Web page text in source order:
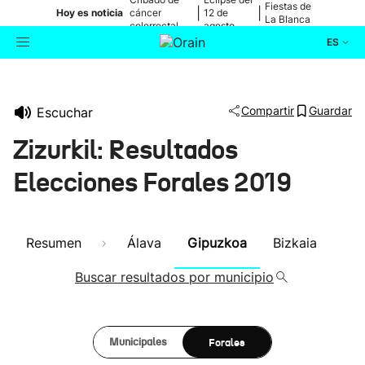
Hoy es noticia cáncer
colorrectal
12 de
agosto
Fiestas de
La Blanca
ES
Cultura
Escuchar Compartir Guardar
Zizurkil: Resultados
Elecciones Forales 2019
Resumen Álava Gipuzkoa Bizkaia
Buscar resultados por municipio
Municipales Forales